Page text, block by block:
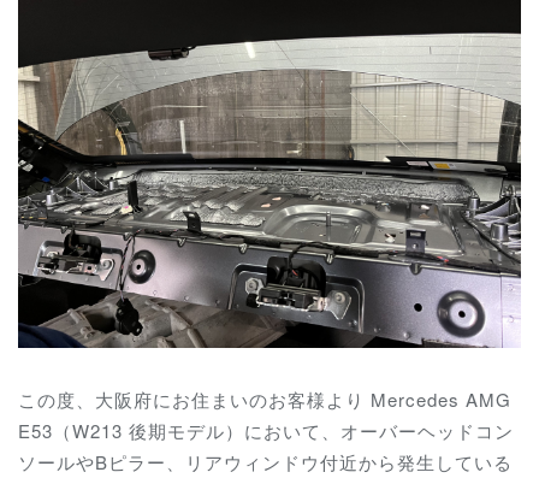
この度、大阪府にお住まいのお客様より Mercedes AMG
E53（W213 後期モデル）において、オーバーヘッドコン
ソールやBピラー、リアウィンドウ付近から発生している